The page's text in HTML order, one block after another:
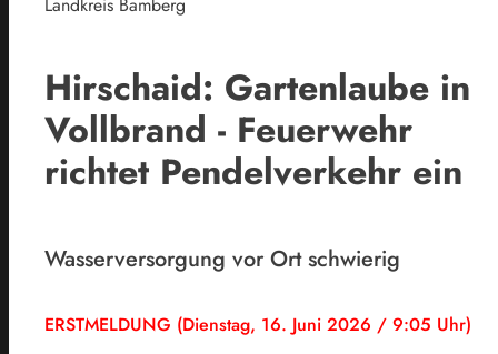
Landkreis Bamberg
Hirschaid: Gartenlaube in
Vollbrand - Feuerwehr
richtet Pendelverkehr ein
Wasserversorgung vor Ort schwierig
ERSTMELDUNG (Dienstag, 16. Juni 2026 / 9:05 Uhr)